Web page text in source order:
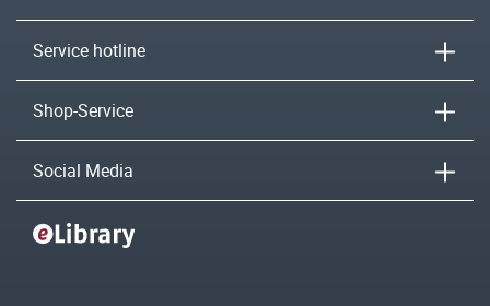
Service hotline
Shop-Service
Social Media